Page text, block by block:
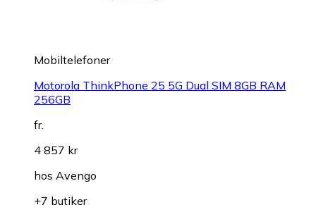
Mobiltelefoner
Motorola ThinkPhone 25 5G Dual SIM 8GB RAM
256GB
fr.
4 857 kr
hos Avengo
+7 butiker